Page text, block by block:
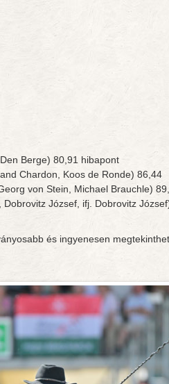
Berge) 80,91 hibapont
Chardon, Koos de Ronde) 86,44
von Stein, Michael Brauchle)
József, ifj. Dobrovitz
és ingyenesen